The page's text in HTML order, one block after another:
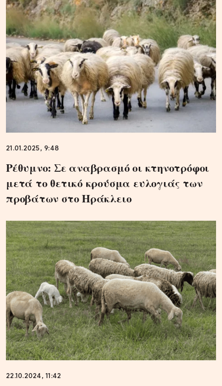
21.01.2025, 9:48
Ρέθυμνο: Σε αναβρασμό οι κτηνοτρόφοι
μετά το θετικό κρούσμα ευλογιάς των
προβάτων στο Ηράκλειο
22.10.2024, 11:42